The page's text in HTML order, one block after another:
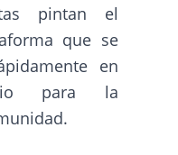
pintan el
que se
en
para la